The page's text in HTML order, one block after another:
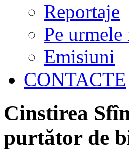
Reportaje
Pe
Emisiuni
CONTACTE
Cinstirea
purtător de